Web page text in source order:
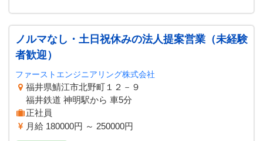
ノルマなし・土日祝休みの法人提案営業（未経験
者歓迎）
ファーストエンジニアリング株式会社
福井県鯖江市北野町１２－９
福井鉄道 神明駅から 車5分
正社員
月給 180000円 ～ 250000円